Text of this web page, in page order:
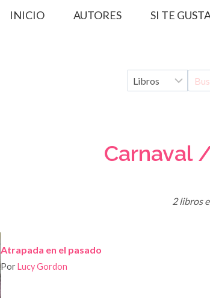
INICIO AUTORES SI TE
Carnaval
2 libros
Atrapada en el pasado
Por Lucy Gordon